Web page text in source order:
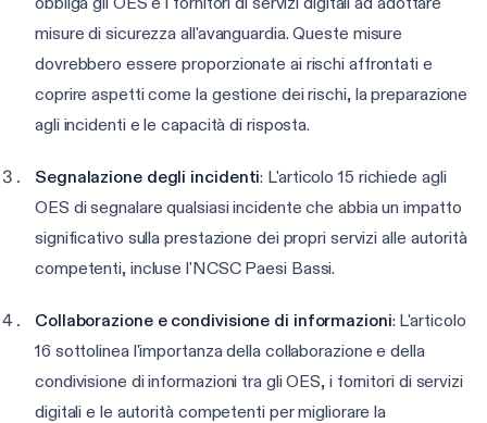
misure di sicurezza all'avanguardia. Queste misure
dovrebbero essere proporzionate ai rischi affrontati e
coprire aspetti come la gestione dei rischi, la preparazione
agli incidenti e le capacità di risposta.
Segnalazione degli incidenti: L'articolo 15 richiede agli
OES di segnalare qualsiasi incidente che abbia un impatto
significativo sulla prestazione dei propri servizi alle autorità
competenti, incluse l'NCSC Paesi Bassi.
Collaborazione e condivisione di informazioni: L'articolo
16 sottolinea l'importanza della collaborazione e della
condivisione di informazioni tra gli OES, i fornitori di servizi
digitali e le autorità competenti per migliorare la